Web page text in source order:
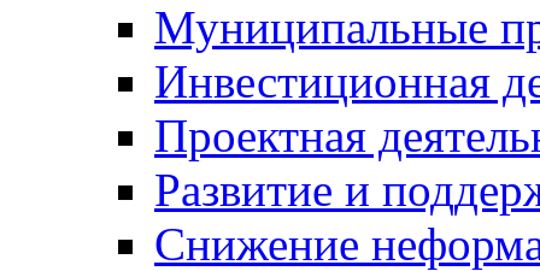
Муниципальные
Инвестиционная
Проектная
Развитие и
Снижение